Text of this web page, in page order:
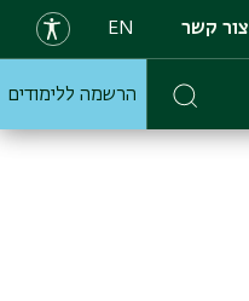
צור קשר EN
הרשמה ללימודים